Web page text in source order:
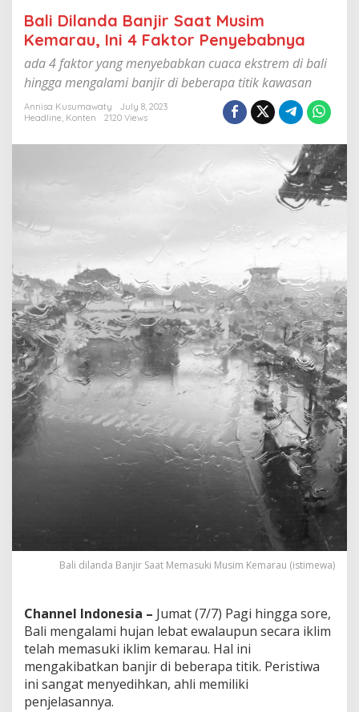
a
M
u
s
m
K
4
F
a
k
t
o
r
P
n
y
e
b
a
Bali Dilanda Banjir Saat Musim
Kemarau, Ini 4 Faktor Penyebabnya
ada 4 faktor yang menyebabkan cuaca ekstrem di bali
hingga mengalami banjir di beberapa titik kawasan
Annisa Kusumawaty
July 8, 2023
Headline, Konten 2120 Views
Bali dilanda Banjir Saat Memasuki Musim Kemarau (istimewa)
Channel Indonesia – Jumat (7/7) Pagi hingga sore,
Bali mengalami hujan lebat ewalaupun secara iklim
telah memasuki iklim kemarau. Hal ini
mengakibatkan banjir di beberapa titik. Peristiwa
ini sangat menyedihkan, ahli memiliki
penjelasannya.